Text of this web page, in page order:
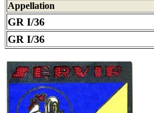
Appellation
GR I/36
GR I/36